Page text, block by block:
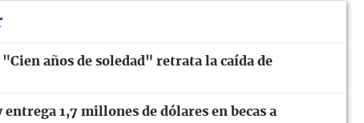
años de soledad" retrata la caída de
1,7 millones de dólares en becas a